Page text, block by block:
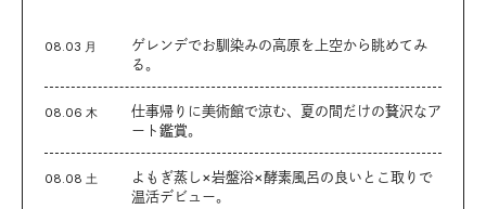
08.03 月
ゲレンデでお馴染みの高原を上空から眺めてみ
る。
08.06 木
仕事帰りに美術館で涼む、夏の間だけの贅沢なア
ート鑑賞。
08.08 土
よもぎ蒸し×岩盤浴×酵素風呂の良いとこ取りで
温活デビュー。